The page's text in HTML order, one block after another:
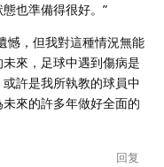
也準備得很好。”
憾，但我對這種情況無能
來，足球中遇到傷病是
許是我所執教的球員中
來的許多年做好全面的
回复